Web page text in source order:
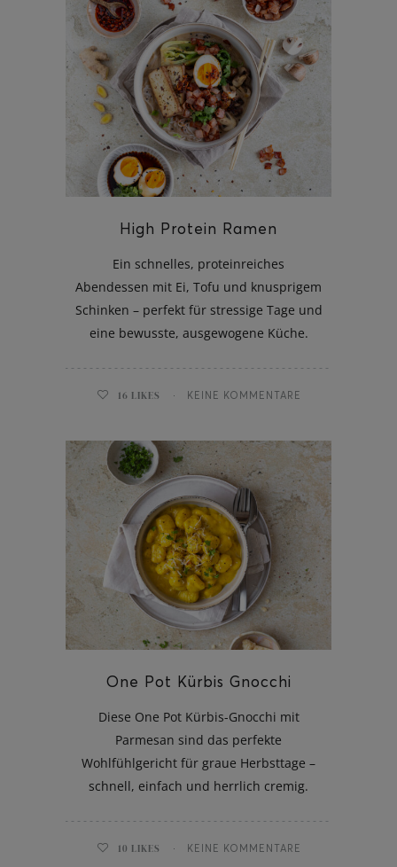
High Protein Ramen
Ein schnelles, proteinreiches
Abendessen mit Ei, Tofu und knusprigem
Schinken – perfekt für stressige Tage und
eine bewusste, ausgewogene Küche.
16 LIKES KEINE KOMMENTARE
One Pot Kürbis Gnocchi
Diese One Pot Kürbis-Gnocchi mit
Parmesan sind das perfekte
Wohlfühlgericht für graue Herbsttage –
schnell, einfach und herrlich cremig.
10 LIKES KEINE KOMMENTARE